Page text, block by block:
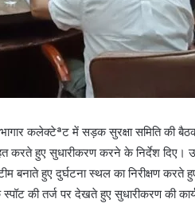
कलेक्टेªट में सड़क सुरक्षा समिति की
करते हुए सुधारीकरण करने के निर्देश दिए।
बनाते हुए दुर्घटना स्थल का निरीक्षण
की तर्ज पर देखते हुए सुधारीकरण की